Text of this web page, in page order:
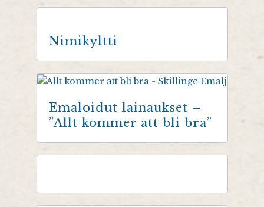
Nimikyltti
Emaloidut lainaukset –
”Allt kommer att bli bra”